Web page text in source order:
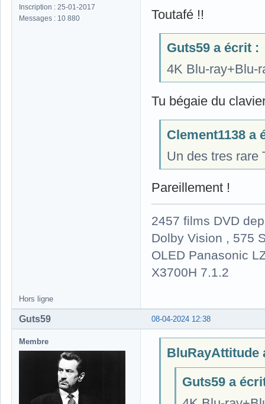
Inscription : 25-01-2017
Messages : 10 880
Toutafé !!
Guts59 a écrit :
4K Blu-ray+Blu-
Tu bégaie du
Clement1138 a
Un des tres rare
Pareillement !
2457 films DVD
Dolby Vision , 575
OLED Panasonic
X3700H 7.1.2
Hors ligne
08-04-2024 12:38
Guts59
Membre
BluRayAttitude
Guts59 a